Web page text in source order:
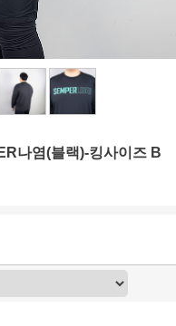
나염(블랙)-킹사이즈 B